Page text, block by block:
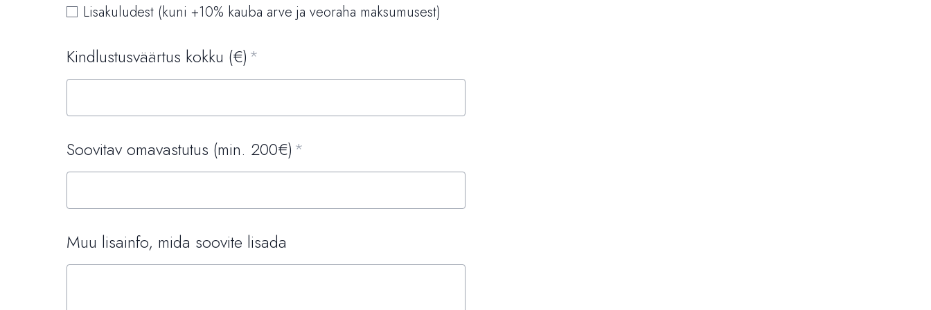
Lisakuludest (kuni +10% kauba arve ja veoraha maksumusest)
Kindlustusväärtus kokku (€)
Soovitav omavastutus (min. 200€)
Muu lisainfo, mida soovite lisada